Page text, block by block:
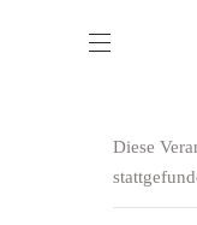
Diese